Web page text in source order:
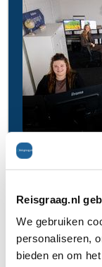
Reisgraag.nl
We gebruiken
personaliseren,
bieden en om
Veel